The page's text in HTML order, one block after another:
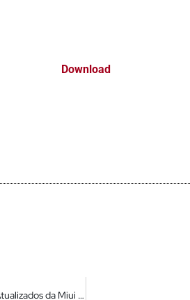
Download
Seu Xiaomi Mais Premium – Liberado – Novos Recursos / Apps Atualizados da Miui 13 para o seu Xiaomi